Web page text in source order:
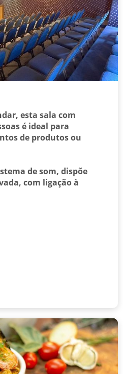
esta sala com
é ideal para
de produtos ou
de som, dispõe
com ligação à